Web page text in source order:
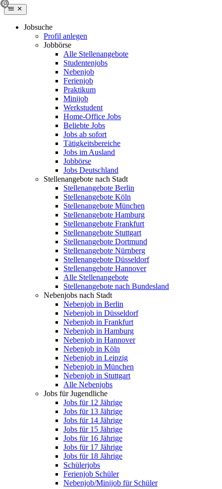
Jobsuche
Profil anlegen
Jobbörse
Alle Stellenangebote
Studentenjobs
Nebenjob
Ferienjob
Praktikum
Minijob
Werkstudent
Home-Office Jobs
Beliebte Jobs
Jobs ab sofort
Tätigkeitsbereiche
Jobs im Ausland
Jobbörse
Jobs Deutschland
Stellenangebote nach Stadt
Stellenangebote Berlin
Stellenangebote Köln
Stellenangebote München
Stellenangebote Hamburg
Stellenangebote Frankfurt
Stellenangebote Stuttgart
Stellenangebote Dortmund
Stellenangebote Nürnberg
Stellenangebote Düsseldorf
Stellenangebote Hannover
Alle Stellenangebote
Stellenangebote nach Bundesland
Nebenjobs nach Stadt
Nebenjob in Berlin
Nebenjob in Düsseldorf
Nebenjob in Frankfurt
Nebenjob in Hamburg
Nebenjob in Hannover
Nebenjob in Köln
Nebenjob in Leipzig
Nebenjob in München
Nebenjob in Stuttgart
Alle Nebenjobs
Jobs für Jugendliche
Jobs für 12 Jährige
Jobs für 13 Jährige
Jobs für 14 Jährige
Jobs für 15 Jährige
Jobs für 16 Jährige
Jobs für 17 Jährige
Jobs für 18 Jährige
Schülerjobs
Ferienjob Schüler
Nebenjob/Minijob für Schüler